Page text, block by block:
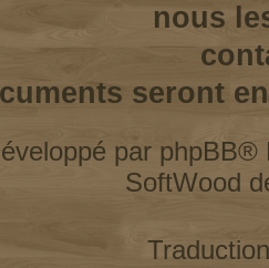
nous
seront
par phpBB®
SoftWood